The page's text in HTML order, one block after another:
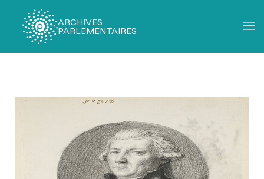
ARCHIVES
PARLEMENTAIRES